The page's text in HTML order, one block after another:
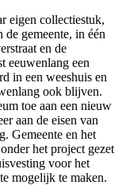
eigen collectiestuk,
gemeente, in één
en de
eeuwenlang een
in een weeshuis en
ook blijven.
toe aan een nieuw
aan de eisen van
Gemeente en het
het project gezet
voor het
mogelijk te maken.